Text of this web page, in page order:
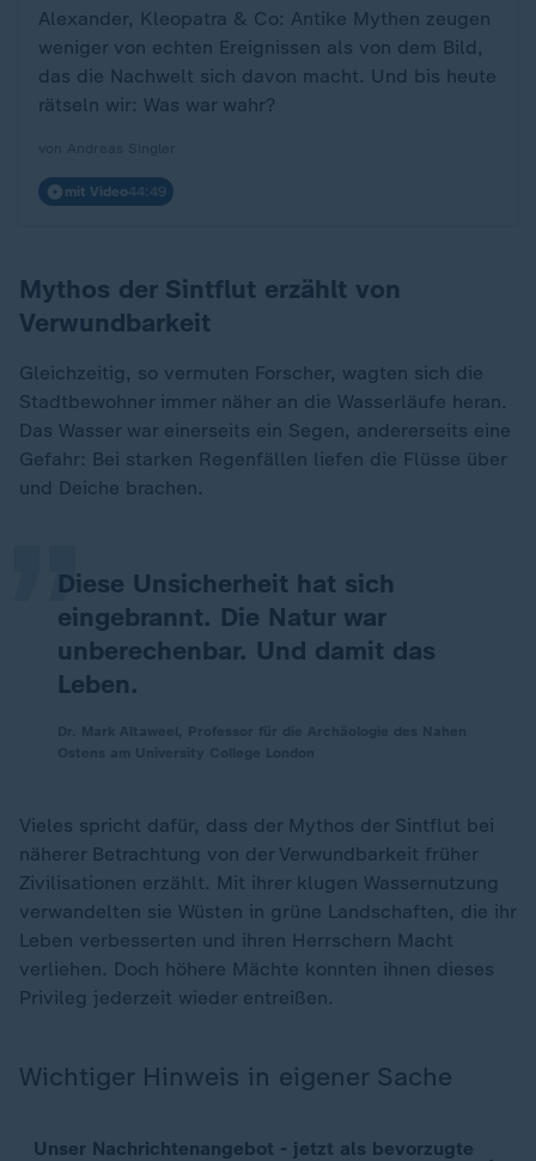
Alexander, Kleopatra & Co: Antike Mythen zeugen
weniger von echten Ereignissen als von dem Bild,
das die Nachwelt sich davon macht. Und bis heute
rätseln wir: Was war wahr?
mit Video44:49
Mythos der Sintflut erzählt von
Verwundbarkeit
Gleichzeitig, so vermuten Forscher, wagten sich die
Stadtbewohner immer näher an die Wasserläufe heran.
Das Wasser war einerseits ein Segen, andererseits eine
Gefahr: Bei starken Regenfällen liefen die Flüsse über
und Deiche brachen.
Diese Unsicherheit hat sich
eingebrannt. Die Natur war
unberechenbar. Und damit das
Leben.
„
Vieles spricht dafür, dass der Mythos der Sintflut bei
näherer Betrachtung von der Verwundbarkeit früher
Zivilisationen erzählt. Mit ihrer klugen Wassernutzung
verwandelten sie Wüsten in grüne Landschaften, die ihr
Leben verbesserten und ihren Herrschern Macht
verliehen. Doch höhere Mächte konnten ihnen dieses
Privileg jederzeit wieder entreißen.
Wichtiger Hinweis in eigener Sache
Unser Nachrichtenangebot - jetzt als bevorzugte